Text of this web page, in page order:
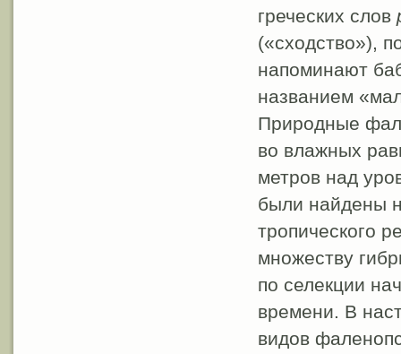
греческих слов
(«сходство»),
напоминают
названием
Природные
во влажных
метров над
были найдены
тропического
множеству
по селекции
времени. В
видов